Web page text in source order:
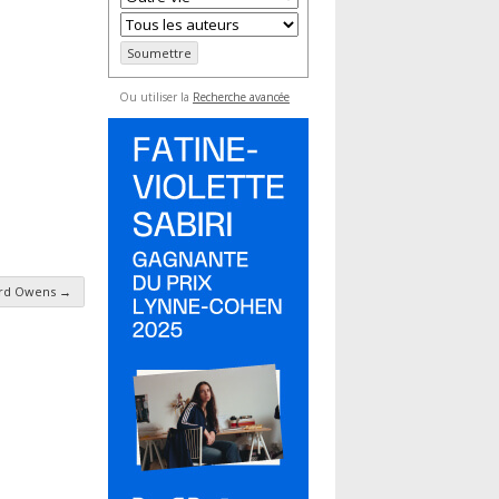
Owens →
Ou utiliser la Recherche avancée